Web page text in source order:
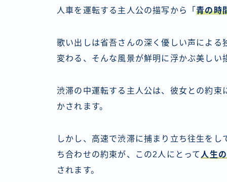
人車を運転する主人公の描写から「青の時
歌い出しは省吾さんの深く優しい声によ
変わる、そんな風景が鮮明に浮かぶ美しい
渋滞の中運転する主人公は、彼女との約
かされます。
しかし、高速で渋滞に捕まり立ち往生を
ち合わせの約束が、この2人にとって 人生
されます。